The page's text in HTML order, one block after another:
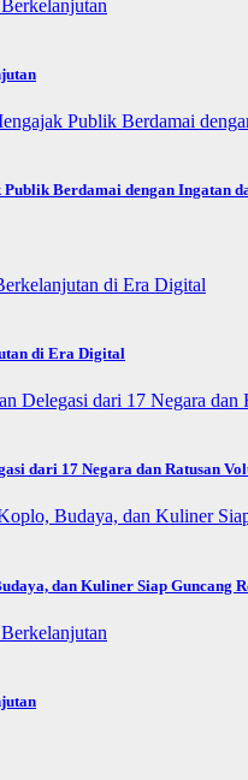
Berdamai dengan Ingatan
di Era Digital
dari 17 Negara dan Ratusan
dan Kuliner Siap Guncang